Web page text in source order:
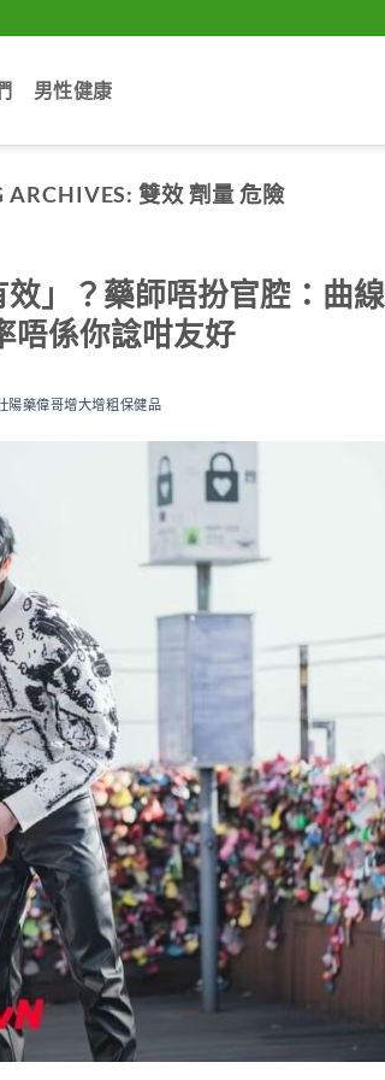
男性健康
ARCHIVES:雙效 劑量 危險
」？藥師唔扮官腔：曲線
唔係你諗咁友好
陽藥偉哥增大增粗保健品